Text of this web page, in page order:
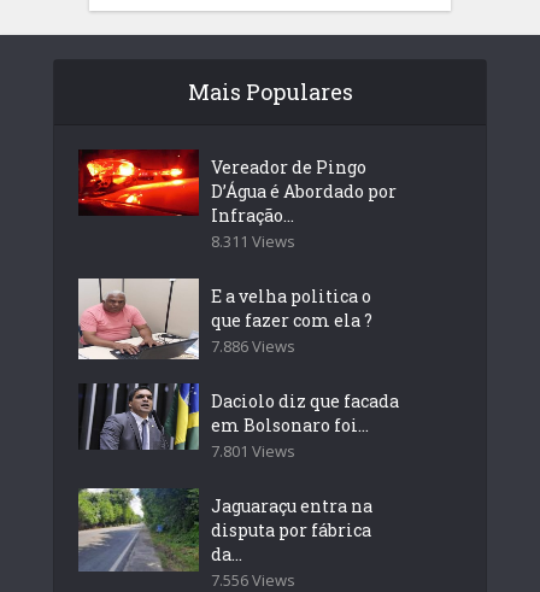
Mais Populares
Vereador de Pingo
D’Água é Abordado por
Infração...
8.311 Views
E a velha politica o
que fazer com ela ?
7.886 Views
Daciolo diz que facada
em Bolsonaro foi...
7.801 Views
Jaguaraçu entra na
disputa por fábrica
da...
7.556 Views